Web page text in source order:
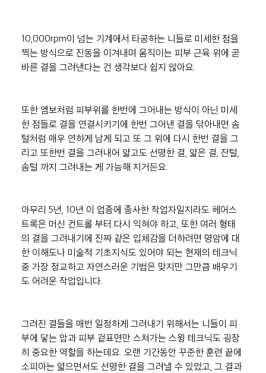
10,000rpm이 넘는 기계에서 타공하는 니들로 미세한 점을
찍는 방식으로 진동을 이겨내며 움직이는 피부 근육 위에 곧
바른 결을 그려낸다는 건 생각보다 쉽지 않아요.
또한 엠보처럼 피부위를 한번에 그어내는 방식이 아닌 미세
한 점들로 결을 연결시키기에 한번 그어낸 결을 닦아내면 솜
털처럼 매우 연하게 남게 되고 또 그 위에 다시 한번 결을 그
리고 또한번 결을 그려내어 얇고도 선명한 결, 얇은 결, 잔털,
솜털 까지 그려내는 게 가능해 지거든요.
아무리 5년, 10년 이 업종에 종사한 작업자일지라도 헤어스
트록은 머신 컨트롤 부터 다시 익혀야 하고, 또한 여러 형태
의 결을 그려내기에 진짜 같은 입체감을 더하려면 명암에 대
한 이해도나 미술적 기초지식도 있어야 되는 현재의 테크닉
중 가장 정교하고 자연스러운 기법은 맞지만 그만큼 배우기
도 어려운 작업입니다.
그려진 결들을 매번 일정하게 그려내기 위해서는 니들이 피
부에 닿는 압과 피부 겉표면만 스쳐가는 스윙 테크닉도 굉장
히 중요한 역할을 하는데요. 오랜 기간동안 꾸준한 훈련 끝에
소피아는 얇으면서도 선명한 결을 그려낼 수 있었고, 그 결과